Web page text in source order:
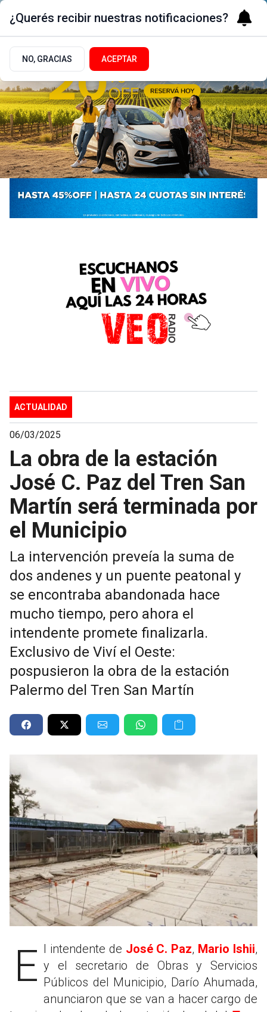
ACTUALIDAD
06/03/2025
La obra de la estación
José C. Paz del Tren San
Martín será terminada por
el Municipio
La intervención preveía la suma de
dos andenes y un puente peatonal y
se encontraba abandonada hace
mucho tiempo, pero ahora el
intendente promete finalizarla.
Exclusivo de Viví el Oeste:
pospusieron la obra de la estación
Palermo del Tren San Martín
El intendente de José C. Paz, Mario Ishii,
y el secretario de Obras y Servicios
Públicos del Municipio, Darío Ahumada,
anunciaron que se van a hacer cargo de
¿Querés recibir nuestras notificaciones?
NO, GRACIAS ACEPTAR